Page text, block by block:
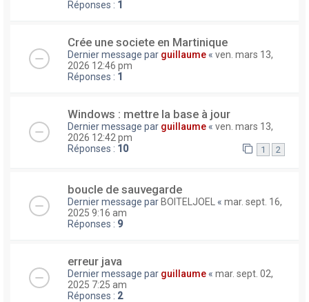
Réponses : 1
Crée une societe en Martinique
Dernier message par guillaume « ven. mars 13,
2026 12:46 pm
Réponses : 1
Windows : mettre la base à jour
Dernier message par guillaume « ven. mars 13,
2026 12:42 pm
Réponses : 10 1 2
boucle de sauvegarde
Dernier message par BOITELJOEL « mar. sept. 16,
2025 9:16 am
Réponses : 9
erreur java
Dernier message par guillaume « mar. sept. 02,
2025 7:25 am
Réponses : 2